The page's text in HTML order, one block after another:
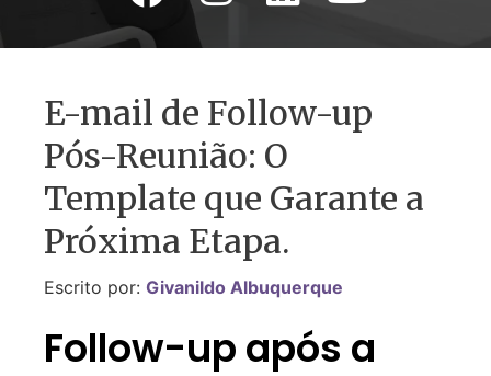
E-mail de Follow-up
Pós-Reunião: O
Template que Garante a
Próxima Etapa.
Escrito por: Givanildo Albuquerque
Follow-up após a